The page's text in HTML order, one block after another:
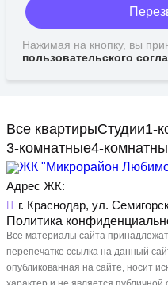
Нажимая на кнопку, вы
пользовательского
Все квартирыСтудии1-
3-комнатные4-
Адрес ЖК:
г. Краснодар, ул.
Политика
Все материалы сайта
перепечатке ссылка на данный
опубликованная на сайте, носит